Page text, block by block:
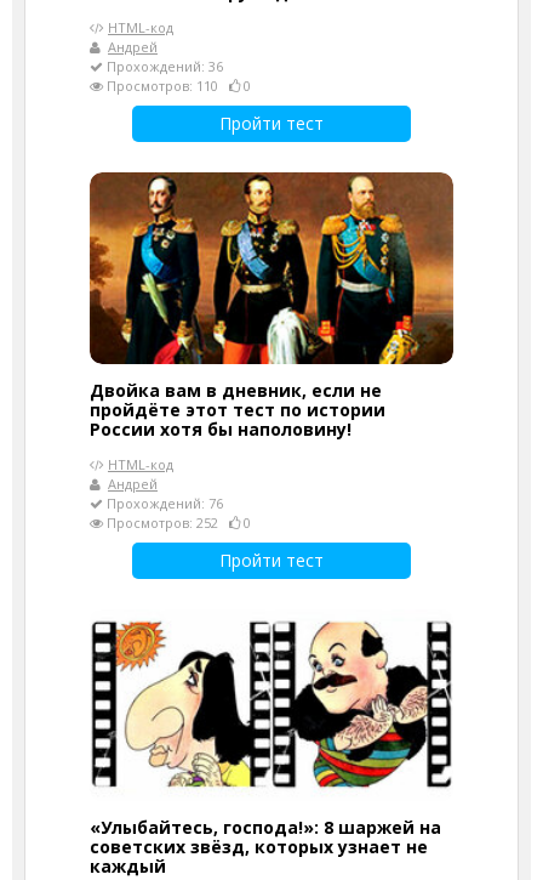
HTML-код
Андрей
Прохождений: 36
Просмотров: 110
0
Пройти тест
Двойка вам в дневник, если не
пройдёте этот тест по истории
России хотя бы наполовину!
HTML-код
Андрей
Прохождений: 76
Просмотров: 252
0
Пройти тест
«Улыбайтесь, господа!»: 8 шаржей на
советских звёзд, которых узнает не
каждый